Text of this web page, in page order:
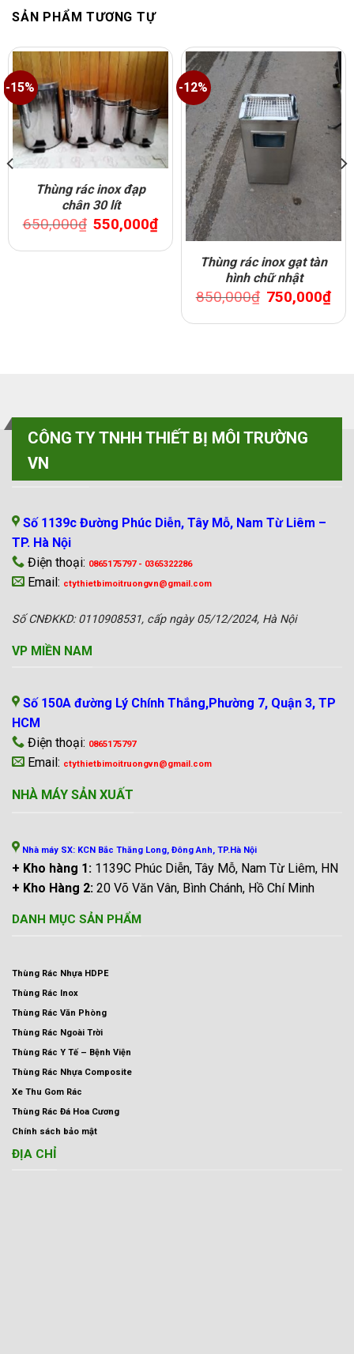
SẢN PHẨM TƯƠNG TỰ
-15%
Thùng rác inox đạp
chân 30 lít
650,000₫ Original
price
650,000₫.
550,000₫Current
550,000₫.
-12%
Thùng rác inox gạt tàn
hình chữ nhật
850,000₫ Original
price
850,000₫.
750,000₫
CÔNG TY TNHH THIẾT BỊ MÔI TRƯỜNG
VN
VP MIỀN BẮC
Số 1139c Đường Phúc Diễn, Tây Mỗ, Nam Từ Liêm –
TP. Hà Nội
Điện thoại: 0865175797 - 0365322286
Email: ctythietbimoitruongvn@gmail.com
Số CNĐKKD: 0110908531, cấp ngày 05/12/2024, Hà Nội
VP MIỀN NAM
Số 150A đường Lý Chính Thắng,Phường 7, Quận 3, TP
HCM
Điện thoại: 0865175797
Email: ctythietbimoitruongvn@gmail.com
NHÀ MÁY SẢN XUẤT
Nhà máy SX: KCN Bắc Thăng Long, Đông Anh, TP.Hà Nội
+ Kho hàng 1: 1139C Phúc Diễn, Tây Mỗ, Nam Từ Liêm, HN
+ Kho Hàng 2: 20 Võ Văn Vân, Bình Chánh, Hồ Chí Minh
DANH MỤC SẢN PHẨM
Thùng Rác Nhựa HDPE
Thùng Rác Inox
Thùng Rác Văn Phòng
Thùng Rác Ngoài Trời
Thùng Rác Y Tế – Bệnh Viện
Thùng Rác Nhựa Composite
Xe Thu Gom Rác
Thùng Rác Đá Hoa Cương
Chính sách bảo mật
ĐỊA CHỈ